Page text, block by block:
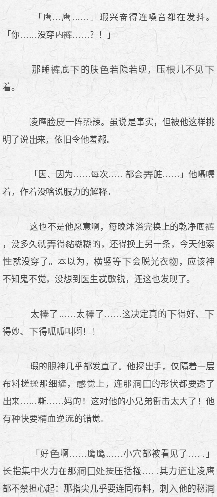
「鹰…鹰……」瑕兴奋得连嗓音都在发抖。
「你……没穿
……？！」
那睡 底 的肤 若隐若现，压
儿不见
着。
凌鹰脸 一阵
辣。虽说是事实，但被他这样挑
明了说
来，依旧令他羞赧。
「因、因为……每次……都会
脏……」他囁嚅
着，作着没啥说服力的解释。
这也不是他愿意啊，每晚沐浴完换上的乾净底
，没多久就
得黏糊糊的，还得换上另一条，今天他索
就没穿了。本以为，横竖等
会脱光衣
，应该神
不知鬼不觉，没想到医生忒
锐，连这也发现了。
太 了……太 了……这决定真的
得好、
得妙、
得呱呱叫啊！！
瑕的 神几乎都发直了。他探
手，仅隔着一层
布料搓
那细 ， 觉上，连那
的形状都要透了
来……嘶……妈的！这对他的小兄弟衝击太大了！他
有
快要 血逆 的错觉。
「好 啊……鹰鹰……小
都被看见了……」
指集
火力在那 压括搔……其力
让凌鹰
都不禁担心起：那指尖几乎要连同布料，刺
他的秘